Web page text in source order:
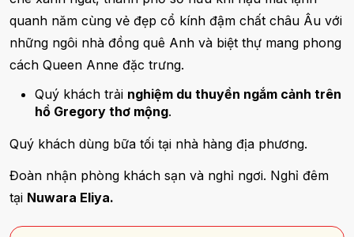
quanh năm cùng vẻ đẹp cổ kính đậm chất châu Âu với
những ngôi nhà đồng quê Anh và biệt thự mang phong
cách Queen Anne đặc trưng.
Quý khách trải nghiệm du thuyền ngắm cảnh trên
hồ Gregory thơ mộng.
Quý khách dùng bữa tối tại nhà hàng địa phương.
Đoàn nhận phòng khách sạn và nghỉ ngơi. Nghỉ đêm
tại Nuwara Eliya.